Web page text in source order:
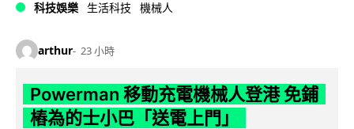
科技娛樂 生活科技 機械人
arthur 23 小時
Powerman 移動充電機械人登港 免鋪
樁為的士小巴「送電上門」